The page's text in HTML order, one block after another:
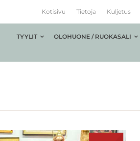
Kotisivu Tietoja Kuljetus
TYYLIT OLOHUONE / RUOKASALI